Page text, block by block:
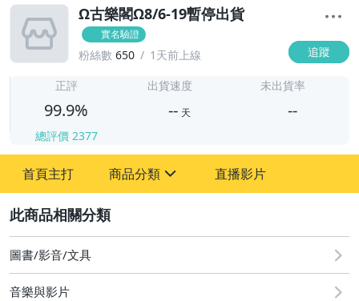
Ω古樂閣Ω8/6-19暫停出貨
實名驗證
粉絲數 650 1天前上線 追蹤
正評
99.9%
總評價 2377
出貨速度
-- 天
未出貨率
--
首頁主打 商品分類
圖書/影音/文具
直播影片
圖書/影音/文具
音樂與影片